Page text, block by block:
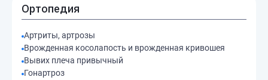
Ортопедия
Артриты, артрозы
Врожденная косолапость и врожденная кривошея
Вывих плеча привычный
Гонартроз